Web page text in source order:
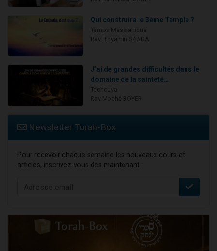
Qui construira le 3ème Temple ?
J’ai de grandes difficultés dans le
domaine de la sainteté…
Newsletter Torah-Box
Pour recevoir chaque semaine les nouveaux cours et
articles, inscrivez-vous dès maintenant :